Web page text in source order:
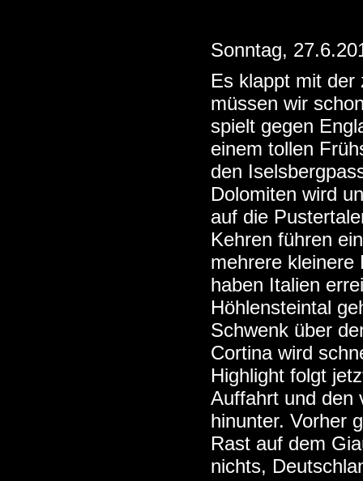
Sonntag,
Es klappt mit der
müssen wir
spielt gegen
einem tollen
den
Dolomiten wird
auf die
Kehren führen
mehrere kleinere
haben Italien
Höhlensteintal
Schwenk über
Cortina wird
Highlight folgt
Auffahrt und den
hinunter. Vorher
Rast auf dem
nichts,